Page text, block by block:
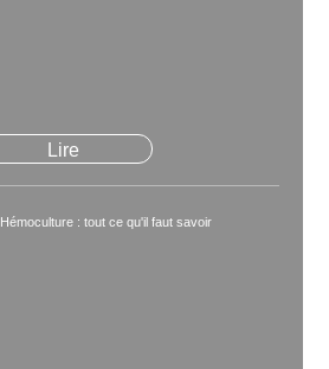
Lire
Hémoculture : tout ce qu'il faut savoir